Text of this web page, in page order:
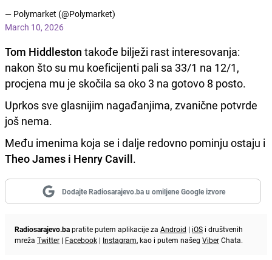
— Polymarket (@Polymarket)
March 10, 2026
Tom Hiddleston takođe bilježi rast interesovanja:
nakon što su mu koeficijenti pali sa 33/1 na 12/1,
procjena mu je skočila sa oko 3 na gotovo 8 posto.
Uprkos sve glasnijim nagađanjima, zvanične potvrde
još nema.
Među imenima koja se i dalje redovno pominju ostaju i
Theo James i Henry Cavill.
Dodajte Radiosarajevo.ba u omiljene Google izvore
Radiosarajevo.bapratite putem aplikacije za Android | iOS i društvenih
mreža Twitter | Facebook | Instagram, kao i putem našeg ViberChata.